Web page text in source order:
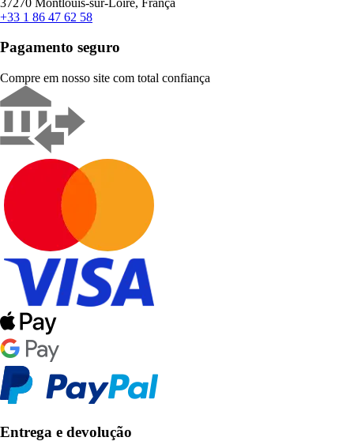
+33 1 86 47 62 58
Pagamento seguro
Compre em nosso site com total confiança
Entrega e devolução